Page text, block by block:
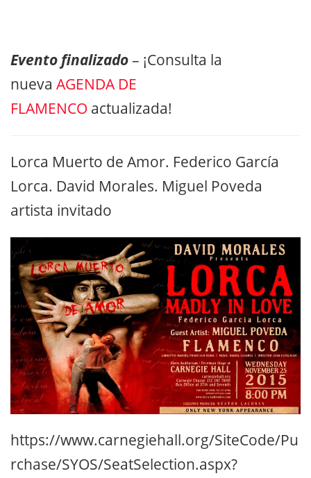
Evento finalizado– ¡Consulta la
nueva AGENDA DE
FLAMENCO actualizada!
Lorca Muerto de Amor. Federico García
Lorca. David Morales. Miguel Poveda
artista invitado
https://www.carnegiehall.org/SiteCode/Pu
rchase/SYOS/SeatSelection.aspx?